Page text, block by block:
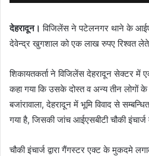
देहरादून। विजिलेंस ने पटेलनगर थाने के
देवेन्द्र खुगशाल को एक लाख रुपए रिश्वत लेते
शिकायतकर्ता ने विजिलेंस देहरादून सेक्टर में
कहा गया कि उसके दोस्त व अन्य तीन लोगों
बजांरावाला, देहरादून में भूमि विवाद से
गया है, जिसकी जांच आईएसबीटी चौकी
चौकी इंचार्ज द्वारा गैंगस्टर एक्ट के मुकदमे